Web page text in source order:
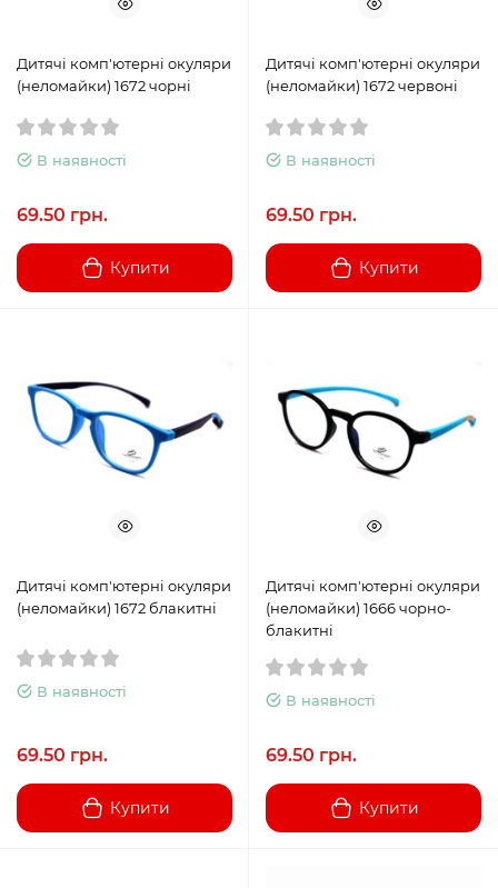
Дитячі комп'ютерні окуляри
(неломайки) 1672 чорні
В наявності
69.50 грн.
Купити
Дитячі комп'ютерні окуляри
(неломайки) 1672 червоні
В наявності
69.50 грн.
Купити
Дитячі комп'ютерні окуляри
(неломайки) 1672 блакитні
В наявності
69.50 грн.
Купити
Дитячі комп'ютерні окуляри
(неломайки) 1666 чорно-
блакитні
В наявності
69.50 грн.
Купити